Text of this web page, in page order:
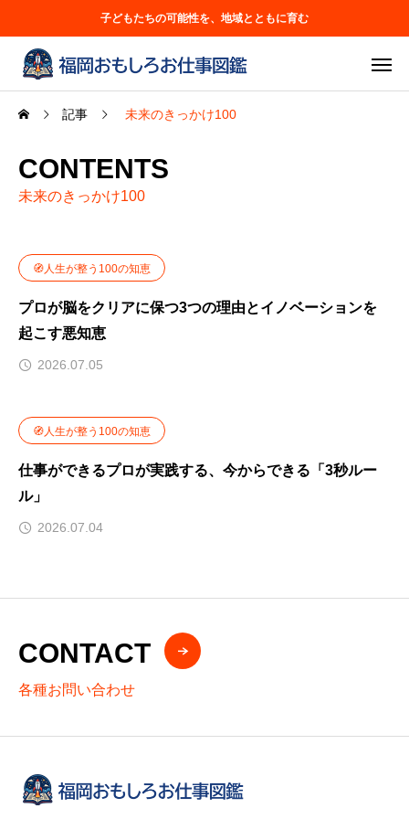
子どもたちの可能性を、地域とともに育む
記事 未来のきっかけ100
CONTENTS
未来のきっかけ100
🧭人生が整う100の知恵
プロが脳をクリアに保つ3つの理由とイノベーションを
起こす悪知恵
2026.07.05
🧭人生が整う100の知恵
仕事ができるプロが実践する、今からできる「3秒ルー
ル」
2026.07.04
CONTACT
各種お問い合わせ